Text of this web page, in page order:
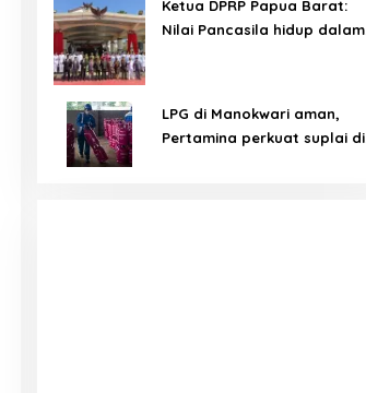
Ketua DPRP Papua Barat:
Nilai Pancasila hidup dalam
LPG di Manokwari aman,
Pertamina perkuat suplai di